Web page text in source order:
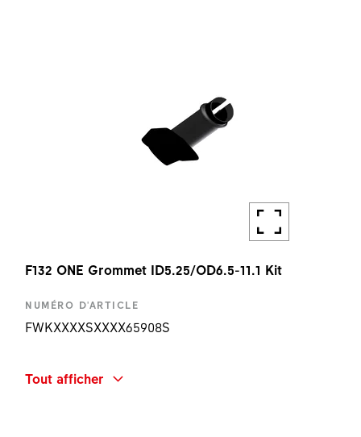
F132 ONE Grommet ID5.25/OD6.5-11.1 Kit
NUMÉRO D'ARTICLE
FWKXXXXSXXXX65908S
F132 ONE GROMMET ID5.25/OD6.5-11.1 KIT
Tout afficher